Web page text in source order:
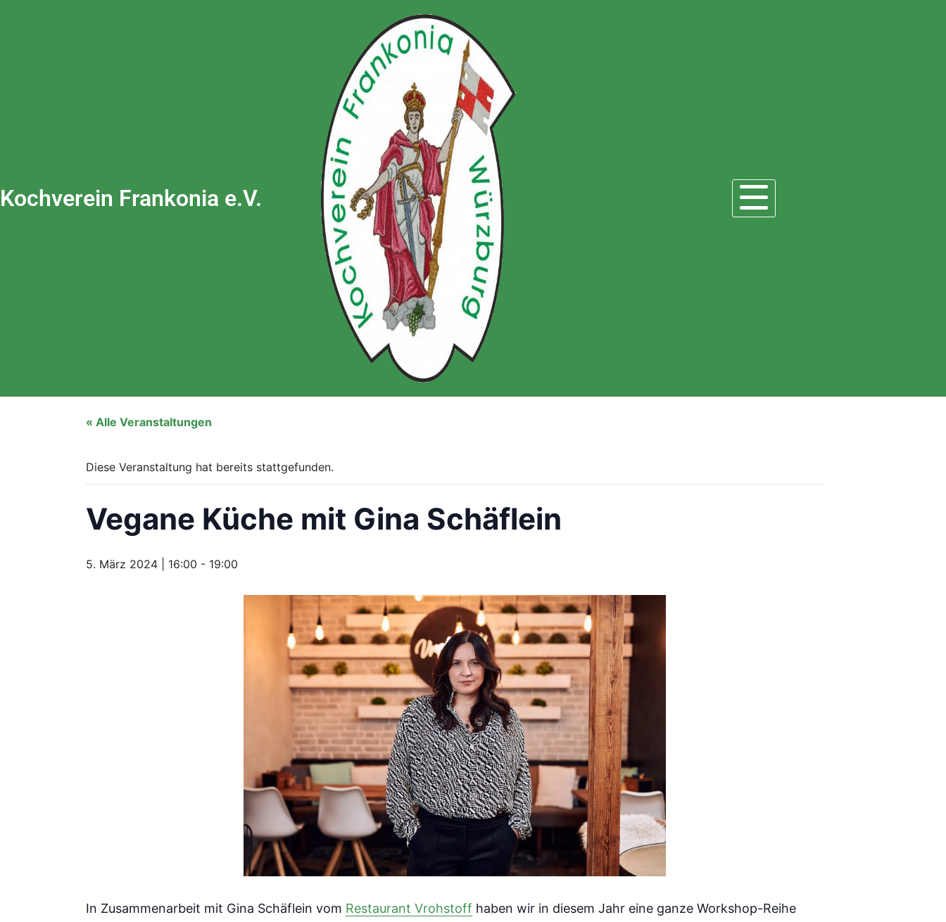
Kochverein Frankonia e.V.
« Alle Veranstaltungen
Diese Veranstaltung hat bereits stattgefunden.
Vegane Küche mit Gina Schäflein
5. März 2024 | 16:00 - 19:00
In Zusammenarbeit mit Gina Schäflein vom Restaurant Vrohstoff haben wir in diesem Jahr eine ganze Workshop-Reihe